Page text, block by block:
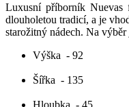
Luxusní příborník Nuevas
dlouholetou tradicí, a je
starožitný nádech. Na
Výška - 92
Šířka - 135
Hloubka - 45